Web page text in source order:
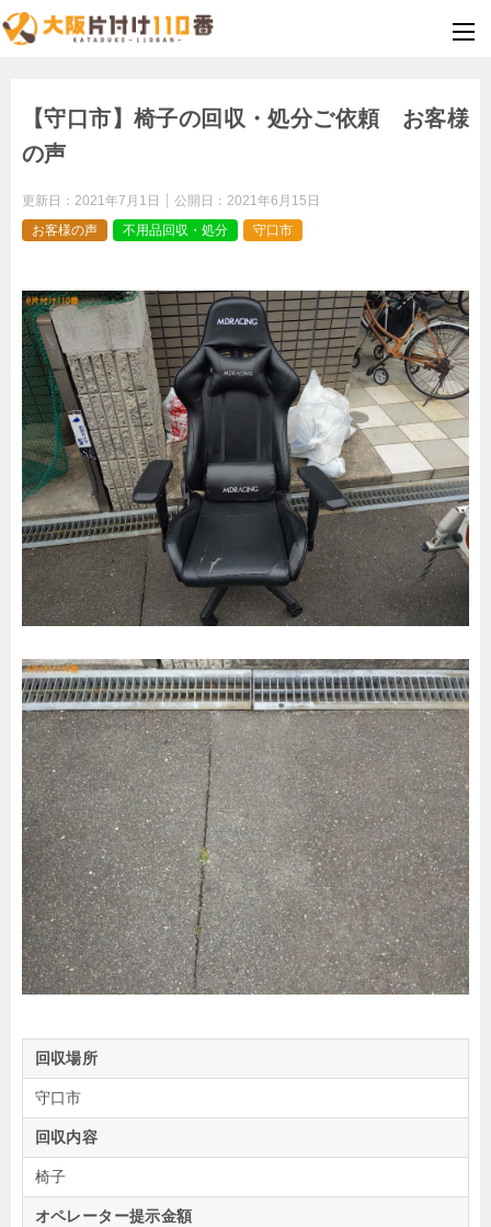
【守口市】椅子の回収・処分ご依頼 お客様
の声
更新日： 2021年7月1日 公開日： 2021年6月15日
お客様の声
不用品回収・処分 守口市
回収場所
守口市
回収内容
椅子
オペレーター提示金額